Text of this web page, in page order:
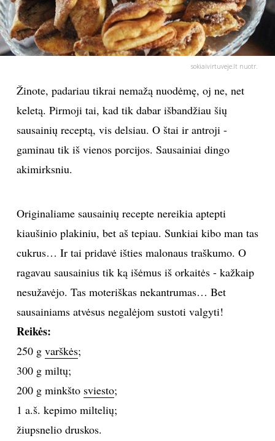
PSICHOLOGIJA
HOROSKOPAI
ASTROLOGIJA
POLITIKA
KULTŪRA
KINAS
TEATRAS
SPORTAS
FOTOGRAFIJA
MENAS
ORAI
sokiaivirtuveje.lt nuotr.
Žinote, padariau tikrai nemažą nuodėmę, oj ne, net
keletą. Pirmoji tai, kad tik dabar išbandžiau šių
sausainių receptą, vis delsiau. O štai ir antroji -
gaminau tik iš vienos porcijos. Sausainiai dingo
akimirksniu.
Originaliame sausainių recepte nereikia aptepti
kiaušinio plakiniu, bet aš tepiau. Sunkiai kibo man tas
cukrus… Ir tai pridavė išties malonaus traškumo. O
ragavau sausainius tik ką išėmus iš orkaitės - kažkaip
nesužavėjo. Tas moteriškas nekantrumas… Bet
sausainiams atvėsus negalėjom sustoti valgyti!
Reikės:
250 g varškės;
300 g miltų;
200 g minkšto sviesto;
1 a.š. kepimo miltelių;
žiupsnelio druskos.